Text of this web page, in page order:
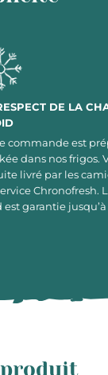
DE LA
commande est
dans nos frigos.
livré par les
Chronofresh.
est garantie